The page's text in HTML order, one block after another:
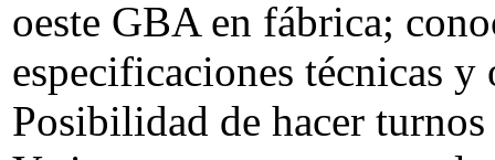
oeste GBA en fábrica;
especificaciones técnicas y
Posibilidad de hacer